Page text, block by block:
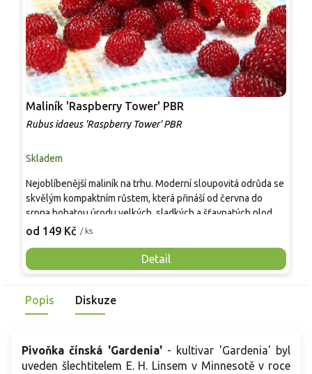
Maliník 'Raspberry Tower' PBR
Rubus idaeus 'Raspberry Tower' PBR
Skladem
od 149 Kč / ks
Detail
Nejoblíbenější maliník na trhu. Moderní sloupovitá odrůda se
skvělým kompaktním růstem, která přináší od června do
srpna bohatou úrodu velkých, sladkých a šťavnatých plodů.
Pevné vzpřímené výhony tvoří elegantní habitus bez
Mrazuvzdornost do −25 °C a spolehlivá vitalita z něj dělají
skvělou volbu pro každého pěstitele.
Popis Diskuze
Pivoňka čínská 'Gardenia' - kultivar 'Gardenia' byl
uveden šlechtitelem E. H. Linsem v Minnesotě v roce